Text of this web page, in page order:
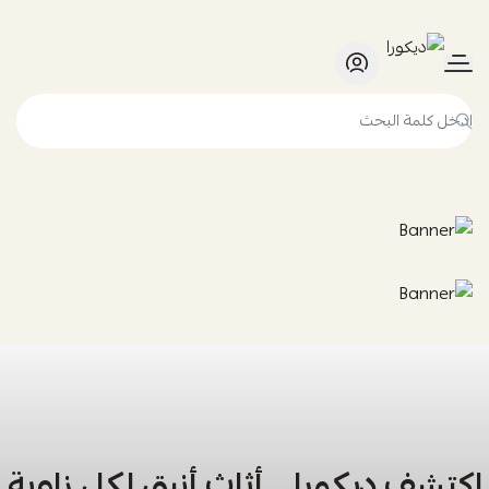
ديكورا